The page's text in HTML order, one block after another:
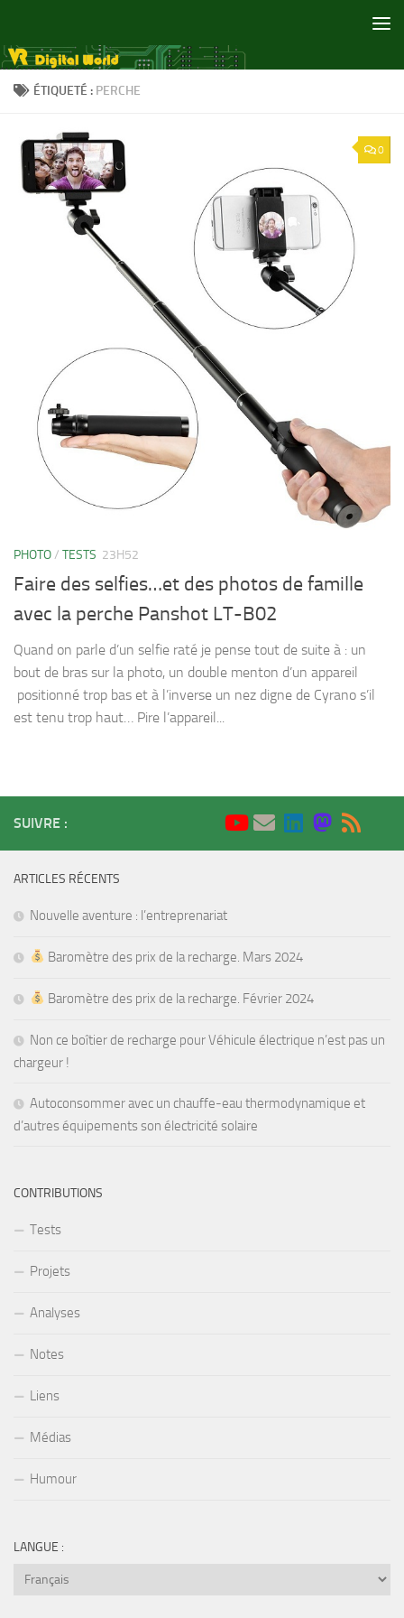
ÉTIQUETÉ : PERCHE
0
PHOTO/ TESTS 23H52
Faire des selfies…et des photos de famille
avec la perche Panshot LT-B02
Quand on parle d’un selfie raté je pense tout de suite à : un
bout de bras sur la photo, un double menton d’un appareil
positionné trop bas et à l’inverse un nez digne de Cyrano s’il
est tenu trop haut… Pire l’appareil...
SUIVRE :
ARTICLES RÉCENTS
Nouvelle aventure : l’entreprenariat
Baromètre des prix de la recharge. Mars 2024
Baromètre des prix de la recharge. Février 2024
Non ce boîtier de recharge pour Véhicule électrique n’est pas un
chargeur !
Autoconsommer avec un chauffe-eau thermodynamique et
d’autres équipements son électricité solaire
CONTRIBUTIONS
Tests
Projets
Analyses
Notes
Liens
Médias
Humour
LANGUE :